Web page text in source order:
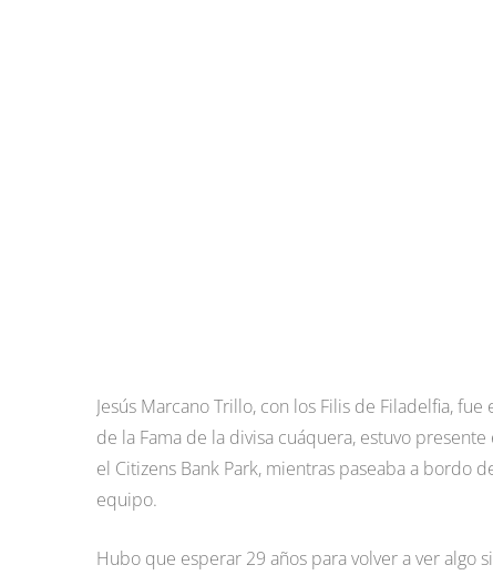
Jesús Marcano Trillo, con los Filis de Filadelfia,
de la Fama de la divisa cuáquera, estuvo
el Citizens Bank Park, mientras paseaba a bordo
equipo.
Hubo que esperar 29 años para volver a ver algo